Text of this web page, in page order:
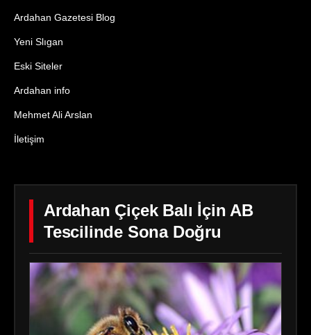
Ardahan Gazetesi Blog
Yeni Slıgan
Eski Siteler
Ardahan info
Mehmet Ali Arslan
İletişim
Ardahan Çiçek Balı İçin AB
Tescilinde Sona Doğru